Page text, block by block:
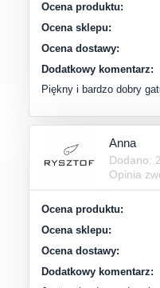
Ocena produktu:
Ocena sklepu:
Ocena dostawy:
Dodatkowy komentarz:
Piękny i bardzo dobry
Anna
Dodano:
Opinia
Ocena produktu:
Ocena sklepu:
Ocena dostawy:
Dodatkowy komentarz: